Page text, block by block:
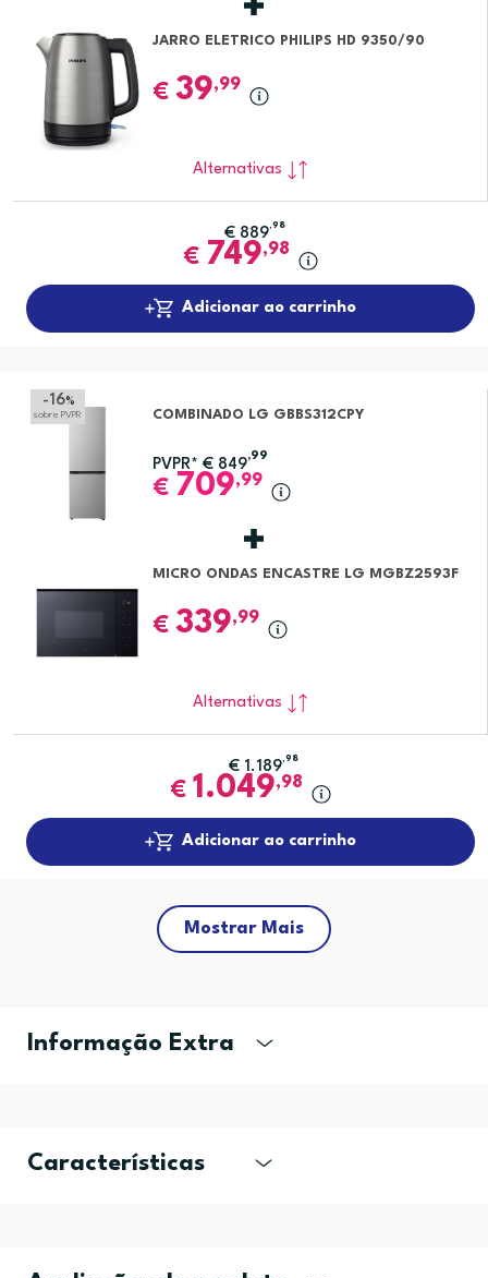
JARRO ELETRICO PHILIPS HD 9350/90
€ 39,99
Alternativas
€ 889,98
€ 749,98
Adicionar ao carrinho
-16%
sobre PVPR COMBINADO LG GBBS312CPY
PVPR* € 849
,99
€ 709,99
MICRO ONDAS ENCASTRE LG MGBZ2593F
€ 339,99
Alternativas
€ 1.189,98
€ 1.049,98
Adicionar ao carrinho
Mostrar Mais
Informação Extra
Características